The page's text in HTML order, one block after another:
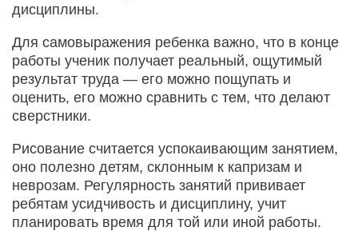
дисциплины.
Для самовыражения ребенка важно, что в конце
работы ученик получает реальный, ощутимый
результат труда — его можно пощупать и
оценить, его можно сравнить с тем, что делают
сверстники.
Рисование считается успокаивающим занятием,
оно полезно детям, склонным к капризам и
неврозам. Регулярность занятий прививает
ребятам усидчивость и дисциплину, учит
планировать время для той или иной работы.